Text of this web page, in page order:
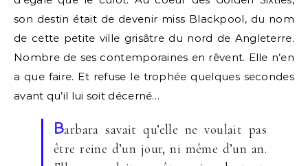
son destin était de devenir miss Blackpool, du nom
de cette petite ville grisâtre du nord de Angleterre.
Nombre de ses contemporaines en rêvent. Elle n’en
a que faire. Et refuse le trophée quelques secondes
avant qu’il lui soit décerné…
Barbara savait qu’elle ne voulait pas
être reine d’un jour, ni même d’un an.